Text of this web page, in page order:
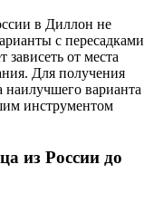
в Диллон не
с пересадками
зависеть от места
Для получения
варианта
инструментом
из России до